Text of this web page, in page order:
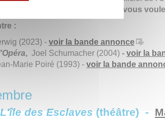
pour choisir le film que vous
:
(2023) - voir la bande annonce
, Joel Schumacher (2004)- voir la
Marie Poiré (1993) - voir la bande
L'île des Esclaves (théâtre) -